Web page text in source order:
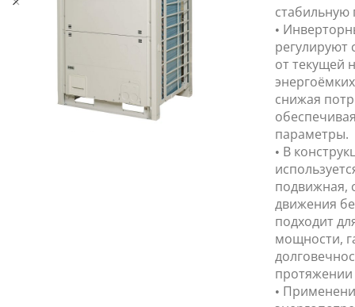
стабильную
•
регулируют
от текущей
снижая
параметры.
• В
подвижная,
движения
подходит
мощности,
протяжении
•